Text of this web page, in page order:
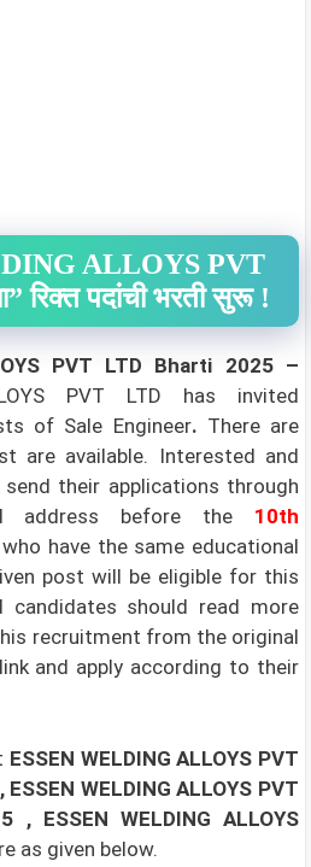
ALLOYS PVT
रिक्त पदांची भरती सुरू !
PVT LTD Bharti 2025 –
PVT LTD has invited
of Sale Engineer. There are
are available. Interested and
their applications through
address before the 10th
have the same educational
post will be eligible for this
candidates should read more
recruitment from the original
and apply according to their
ESSEN WELDING ALLOYS PVT
WELDING ALLOYS PVT
, ESSEN WELDING ALLOYS
as given below.